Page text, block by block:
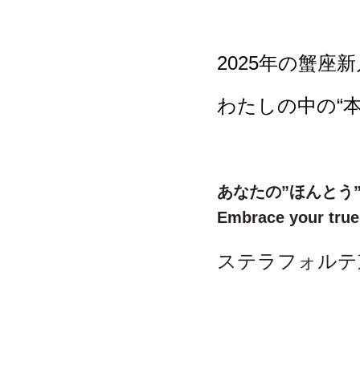
2025年の蟹座
わたしの中の“
あなたの”ほんとう
Embrace your
ステラフォル